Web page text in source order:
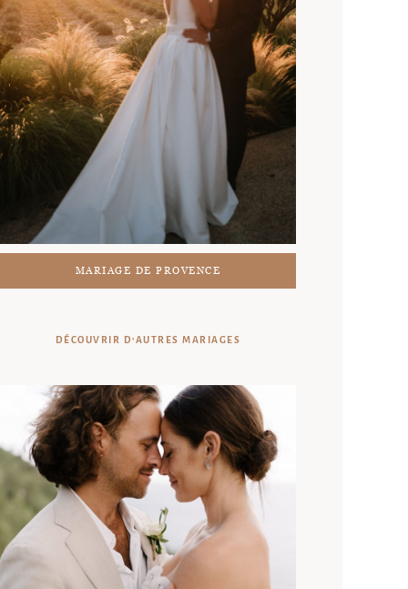
MARIAGE DE PROVENCE
DÉCOUVRIR D'AUTRES MARIAGES